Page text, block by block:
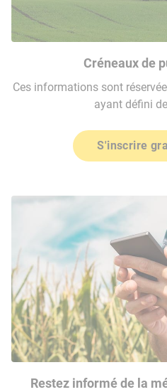
Créneaux de
Ces informations sont
ayant défini
S'inscrire
Restez informé de la